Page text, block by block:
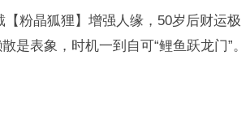
粉晶狐狸】增强人缘，50岁后财运极
是表象，时机一到自可“鲤鱼跃龙门”。